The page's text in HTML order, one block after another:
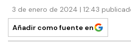
3 de enero de 2024 | 12:43
Añadir como fuente en